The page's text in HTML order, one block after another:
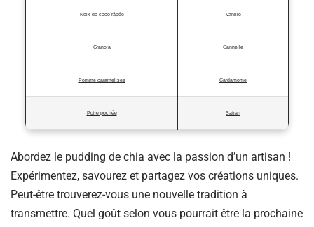
Noix de coco râpée Vanille
Granola Cannelle
Pomme caramélisée Cardamome
Poire pochée Safran
Abordez le pudding de chia avec la passion d’un artisan !
Expérimentez, savourez et partagez vos créations uniques.
Peut-être trouverez-vous une nouvelle tradition à
transmettre. Quel goût selon vous pourrait être la prochaine